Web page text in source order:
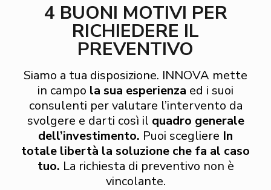
4 BUONI MOTIVI PER
RICHIEDERE IL
PREVENTIVO
Siamo a tua disposizione. INNOVA mette
in campo la sua esperienza ed i suoi
consulenti per valutare l’intervento da
svolgere e darti così il quadro generale
dell’investimento. Puoi scegliere In
totale libertà la soluzione che fa al caso
tuo. La richiesta di preventivo non è
vincolante.